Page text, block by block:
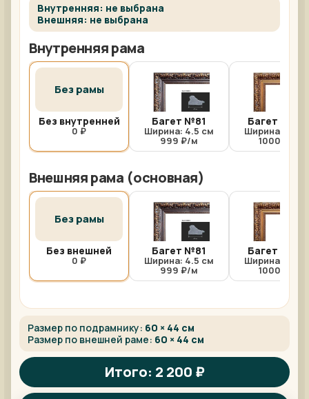
Внутренняя: не выбрана
Внешняя: не выбрана
Внутренняя рама
Без рамы
Без внутренней
0 ₽
Багет №81
Ширина: 4.5 см
999 ₽/м
Багет №81/
Ширина: 4.5
1000 ₽/м
Внешняя рама (основная)
Без рамы
Без внешней
0 ₽
Багет №81
Ширина: 4.5 см
999 ₽/м
Багет №81/
Ширина: 4.5
1000 ₽/м
Размер по подрамнику: 60 × 44 см
Размер по внешней раме: 60 × 44 см
Итого: 2 200 ₽